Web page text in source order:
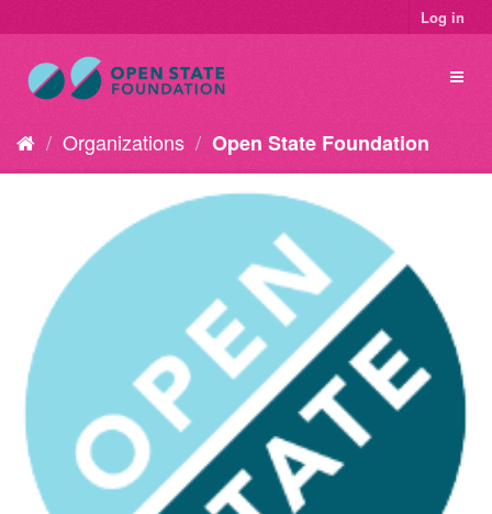
Log in
Organizations Open State Foundation